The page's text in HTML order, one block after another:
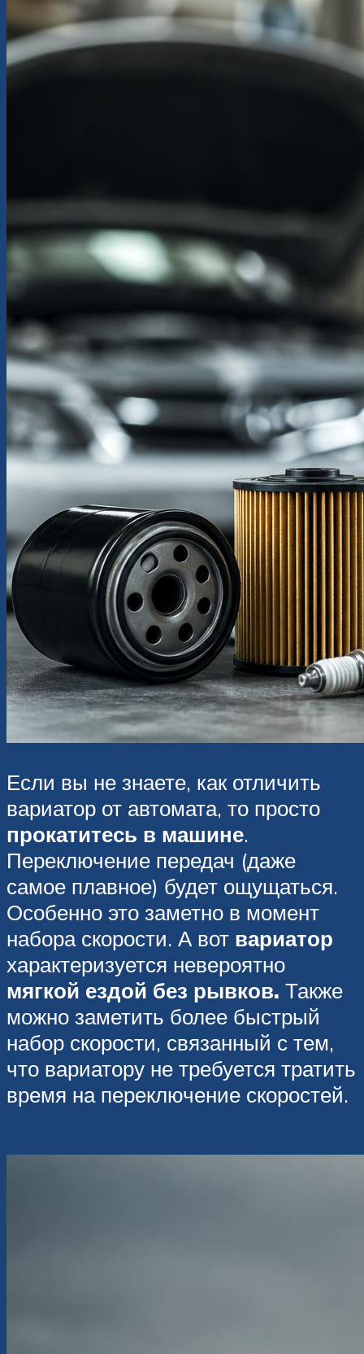
Если вы не знаете, как отличить
вариатор от автомата, то просто
прокатитесь в машине.
Переключение передач (даже
самое плавное) будет ощущаться.
Особенно это заметно в момент
набора скорости. А вот вариатор
характеризуется невероятно
мягкой ездой без рывков. Также
можно заметить более быстрый
набор скорости, связанный с тем,
что вариатору не требуется тратить
время на переключение скоростей.